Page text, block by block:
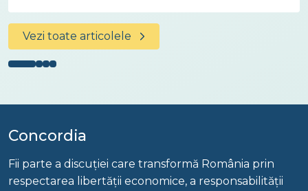
Vezi toate articolele
Concordia
Fii parte a discuției care transformă România prin
respectarea libertății economice, a responsabilității